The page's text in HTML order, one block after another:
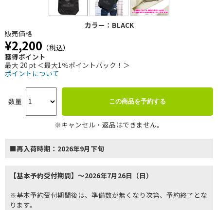
カラー：BLACK
販売価格
¥2,200 （税込）
獲得ポイント
最大 20 pt ＜最大1％ポイントバック！＞
ポイントについて
数量 この商品を予約する
※キャンセル・返品はできません。
■再入荷時期：2026年9月下旬
【基本予約受付期間】～2026年7月26日（日）
※基本予約受付期間後は、準備数が無くなり次第、予約終了とな
ります。